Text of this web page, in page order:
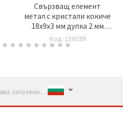
Свързващ елемент
метал с кристали кокиче
18x9x3 мм дупка 2 мм
цвят сребро -5 броя
Код: 156199
запазени..